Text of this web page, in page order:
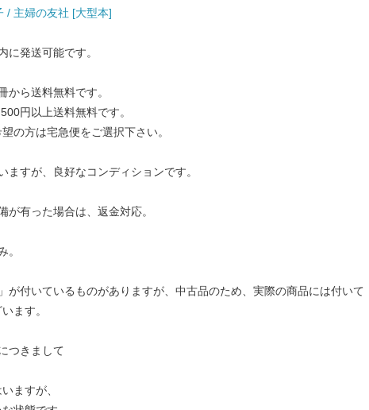
/ 主婦の友社 [大型本]
に発送可能です。
から送料無料です。
円以上送料無料です。
の方は宅急便をご選択下さい。
ますが、良好なコンディションです。
が有った場合は、返金対応。
。
が付いているものがありますが、中古品のため、実際の商品には付いて
ます。
つきまして
ますが、